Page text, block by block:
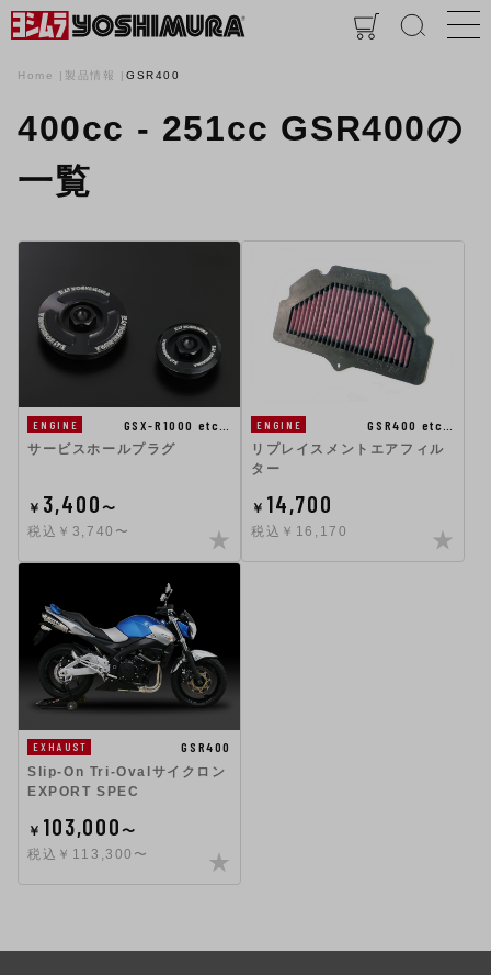
Home 製品情報 GSR400
400cc - 251cc GSR400の
一覧
ENGINE
GSX-R1000 etc…
サービスホールプラグ
￥ 3,400〜
税込￥3,740〜
ENGINE
GSR400 etc…
リプレイスメントエアフィル
ター
￥ 14,700
税込￥16,170
EXHAUST
GSR400
Slip-On Tri-Ovalサイクロン
EXPORT SPEC
￥ 103,000〜
税込￥113,300〜